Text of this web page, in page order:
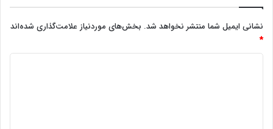
نشانی ایمیل شما منتشر نخواهد شد. بخش‌های موردنیاز علامت‌گذاری شده‌اند
*